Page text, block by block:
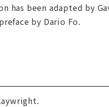
been adapted by
by Dario Fo.